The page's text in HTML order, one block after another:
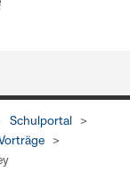
Schulportal